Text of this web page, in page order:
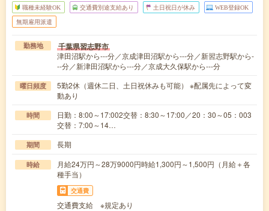
職種未経験OK 交通費別途支給あり 土日祝日が休み WEB登録OK
無期雇用派遣
勤務地 千葉県習志野市
津田沼駅から---分／京成津田沼駅から---分／新習志野駅から-
--分／新津田沼駅から---分／京成大久保駅から---分
曜日頻度
5勤2休（週休二日、土日祝休みも可能） ※配属先によって変
動あり
時間
日勤：8:00～17:002交替：8:30～17:00／20：30～05：003
交替：7:00～14…
期間 長期
時給
月給24万円～28万9000円時給1,300円～1,500円（月給＋各
種手当）
交通費
交通費支給 ※規定あり